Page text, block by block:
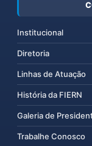
Institucional
Diretoria
Linhas de Atuação
História da FIERN
Galeria de
Trabalhe Conosco